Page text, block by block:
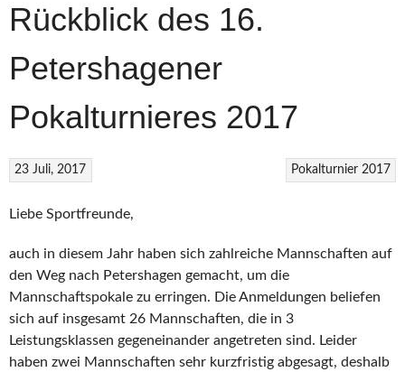
Rückblick des 16.
Petershagener
Pokalturnieres 2017
Pokalturnier 2017
23 Juli, 2017
Liebe Sportfreunde,
auch in diesem Jahr haben sich zahlreiche Mannschaften auf
den Weg nach Petershagen gemacht, um die
Mannschaftspokale zu erringen. Die Anmeldungen beliefen
sich auf insgesamt 26 Mannschaften, die in 3
Leistungsklassen gegeneinander angetreten sind. Leider
haben zwei Mannschaften sehr kurzfristig abgesagt, deshalb